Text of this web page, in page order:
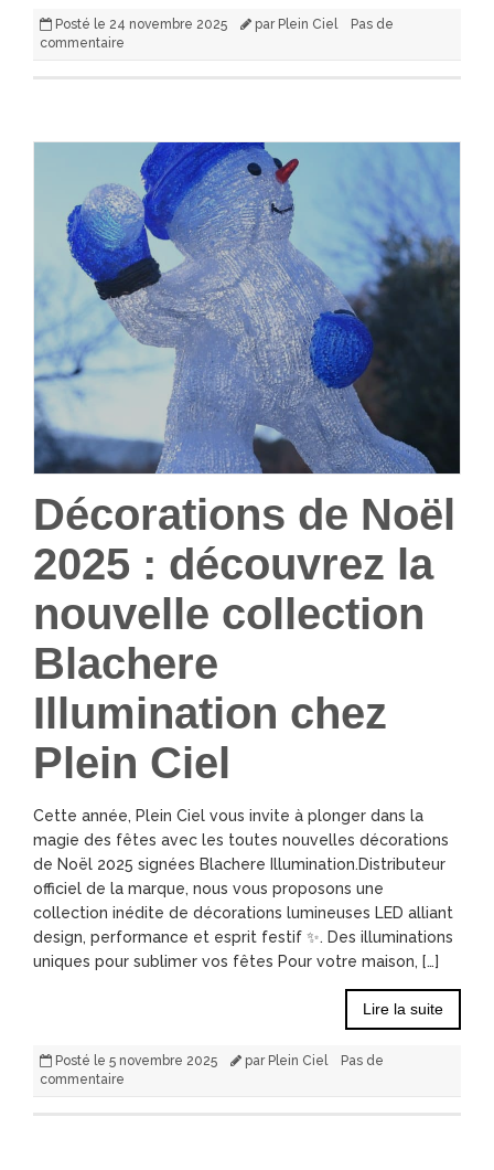
Posté le 24 novembre 2025 par Plein Ciel
Pas de
commentaire
Décorations de Noël
2025 : découvrez la
nouvelle collection
Blachere
Illumination chez
Plein Ciel
Cette année, Plein Ciel vous invite à plonger dans la
magie des fêtes avec les toutes nouvelles décorations
de Noël 2025 signées Blachere Illumination.Distributeur
officiel de la marque, nous vous proposons une
collection inédite de décorations lumineuses LED alliant
design, performance et esprit festif ✨. Des illuminations
uniques pour sublimer vos fêtes Pour votre maison, […]
Lire la suite
Posté le 5 novembre 2025 par Plein Ciel
Pas de
commentaire